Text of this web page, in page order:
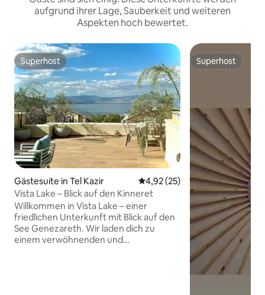
aufgrund ihrer Lage, Sauberkeit und weiteren
Aspekten hoch bewertet.
Superhost
Superhost
Gästesuite in Tel Kazir Durchschnittliche Bewertung:
4,92 (25)
Vista Lake – Blick auf den Kinneret
Willkommen in Vista Lake – einer
friedlichen Unterkunft mit Blick auf den
See Genezareth. Wir laden dich zu
einem verwöhnenden und
Superhost
Superhost